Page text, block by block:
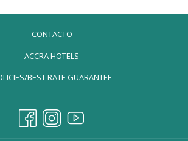
CONTACTO
ACCRA HOTELS
BEST RATE GUARANTEE